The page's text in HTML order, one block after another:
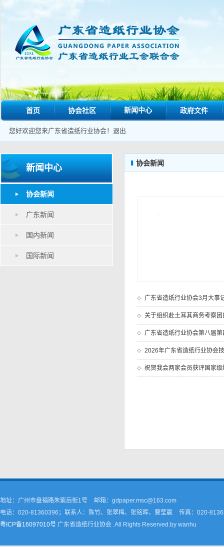
首页 协会社区 新闻中心 政府文件
您好欢迎您来广东省造纸行业协会！ 退出
新闻中心
协会新闻
广东新闻
国内新闻
国际新闻
协会新闻
广东省造纸行业协会3月大事
关于组织赴土耳其商务考察团
广东省造纸行业协会第八届
2026年广东省造纸行业协会
祝贺我会两家会员获评国家级
地址：广州市盘福路朱紫后街1号
邮箱：gdpaper.msc@163.com
电话：020-81360396；联系人：陈竹、张翠梅、张铭晖、曹莹嬴
传真：020-
粤ICP备16097010号 广东省造纸行业协会 .All Rights Reserved.by wanhu